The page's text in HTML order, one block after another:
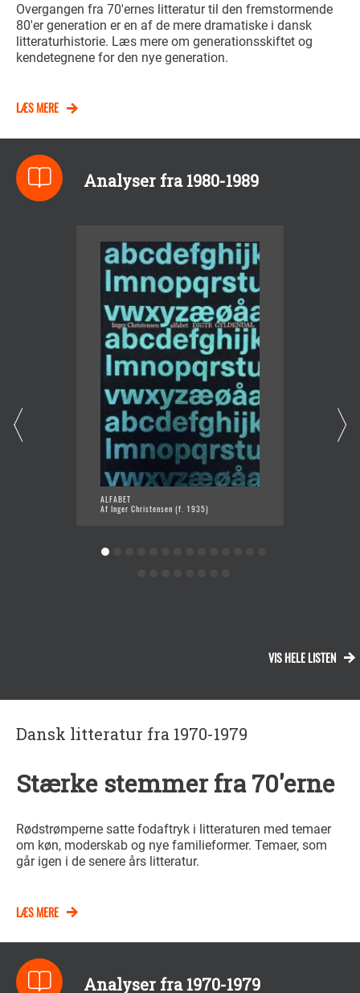
Overgangen fra 70'ernes litteratur til den fremstormende
80'er generation er en af de mere dramatiske i dansk
litteraturhistorie. Læs mere om generationsskiftet og
kendetegnene for den nye generation.
LÆS MERE
Analyser fra 1980-1989
ALFABET
Af Inger Christensen (f. 1935)
VIS HELE LISTEN
Dansk litteratur fra 1970-1979
Stærke stemmer fra 70'erne
Rødstrømperne satte fodaftryk i litteraturen med temaer
om køn, moderskab og nye familieformer. Temaer, som
går igen i de senere års litteratur.
LÆS MERE
Analyser fra 1970-1979